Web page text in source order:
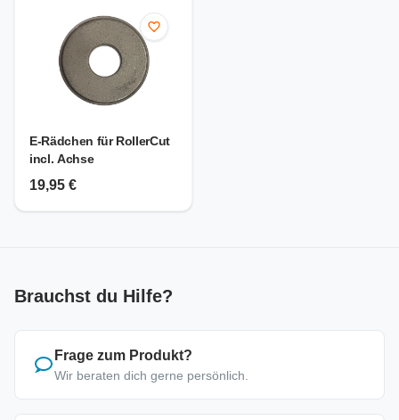
E-Rädchen für RollerCut
incl. Achse
19,95 €
Brauchst du Hilfe?
Frage zum Produkt?
Wir beraten dich gerne persönlich.